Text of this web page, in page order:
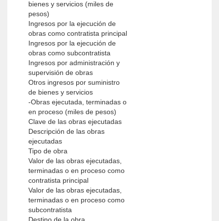
bienes y servicios (miles de
pesos)
Ingresos por la ejecución de
obras como contratista principal
Ingresos por la ejecución de
obras como subcontratista
Ingresos por administración y
supervisión de obras
Otros ingresos por suministro
de bienes y servicios
-Obras ejecutada, terminadas o
en proceso (miles de pesos)
Clave de las obras ejecutadas
Descripción de las obras
ejecutadas
Tipo de obra
Valor de las obras ejecutadas,
terminadas o en proceso como
contratista principal
Valor de las obras ejecutadas,
terminadas o en proceso como
subcontratista